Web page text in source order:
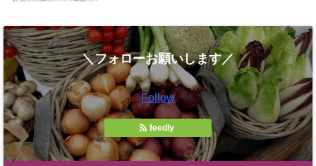
＼フォローお願いします／
Follow
feedly